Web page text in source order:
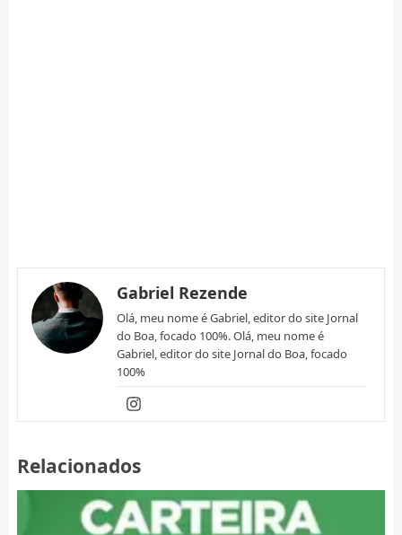
Gabriel Rezende
Olá, meu nome é Gabriel, editor do site Jornal
do Boa, focado 100%. Olá, meu nome é
Gabriel, editor do site Jornal do Boa, focado
100%
Relacionados